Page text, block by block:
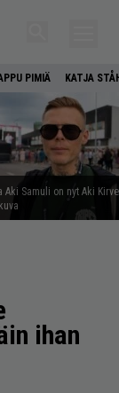
PIMIÄ KATJA
Aki Samuli on nyt Aki
ihan